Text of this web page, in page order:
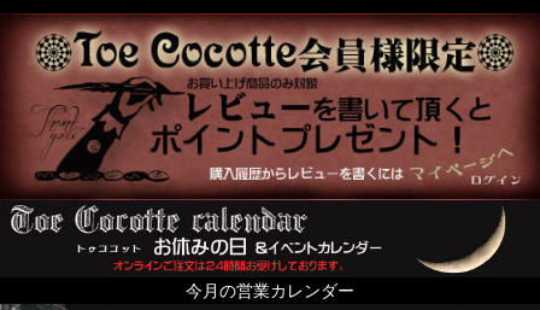
今月の営業カレンダー